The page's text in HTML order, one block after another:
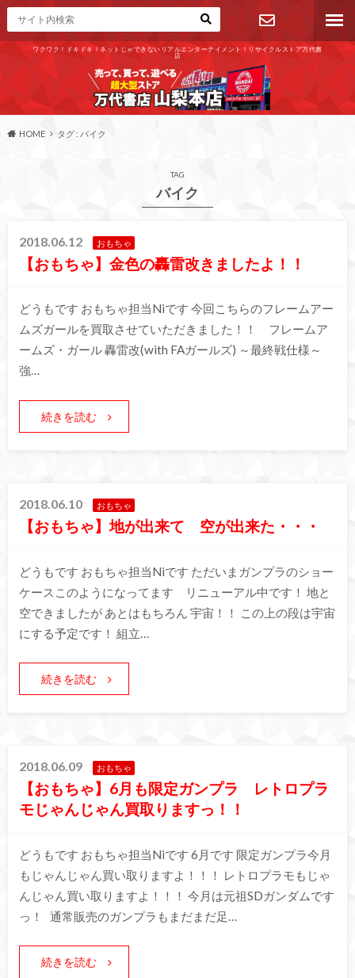
ワクワク！ドキドキ！ネットじゃできないリアルエンターテイメント！リサイクルストア万代書
店
お問い合わ
せ
HOME タグ : バイク
TAG
バイク
2018.06.12 おもちゃ
【おもちゃ】金色の轟雷改きましたよ！！
どうもです おもちゃ担当Niです 今回こちらのフレームアー
ムズガールを買取させていただきました！！ フレームア
ームズ・ガール 轟雷改(with FAガールズ) ～最終戦仕様～
強…
続きを読む
2018.06.10 おもちゃ
【おもちゃ】地が出来て 空が出来た・・・
どうもです おもちゃ担当Niです ただいまガンプラのショー
ケースこのようになってます リニューアル中です！ 地と
空できましたが あとはもちろん 宇宙！！ この上の段は宇宙
にする予定です！ 組立…
続きを読む
2018.06.09 おもちゃ
【おもちゃ】6月も限定ガンプラ レトロプラ
モじゃんじゃん買取りますっ！！
どうもです おもちゃ担当Niです 6月です 限定ガンプラ今月
もじゃんじゃん買い取りますよ！！！ レトロプラモもじゃ
んじゃん買い取りますよ！！！ 今月は元祖SDガンダムです
っ！ 通常販売のガンプラもまだまだ足…
続きを読む